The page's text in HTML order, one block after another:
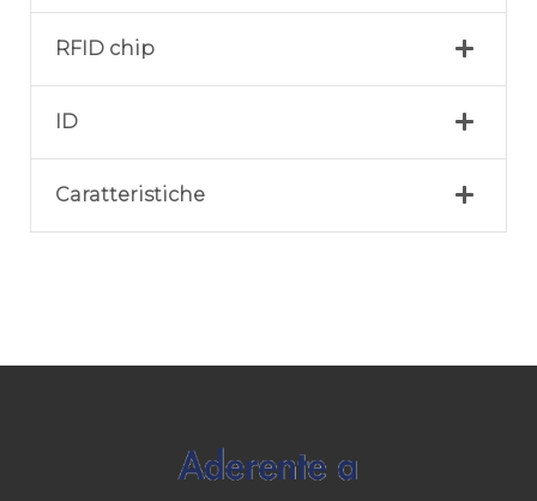
RFID chip
ID
Caratteristiche